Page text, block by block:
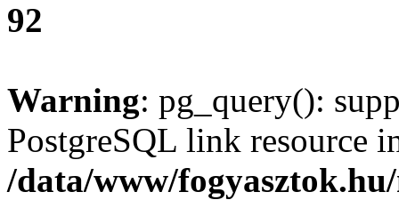
92
Warning: pg_query():
PostgreSQL link resource
/data/www/